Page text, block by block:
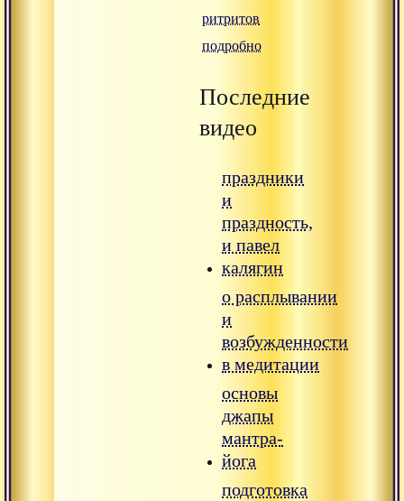
ритритов
подробно
Последние
видео
праздники
и
праздность,
и павел
калягин
о расплывании
и
возбужденности
в медитации
основы
джапы
мантра-
йога
подготовка